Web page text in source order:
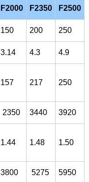
F2000 F2350 F2500
150 200 250
3.14 4.3 4.9
157 217 250
2350 3440 3920
1.44 1.48 1.50
3800 5275 5950